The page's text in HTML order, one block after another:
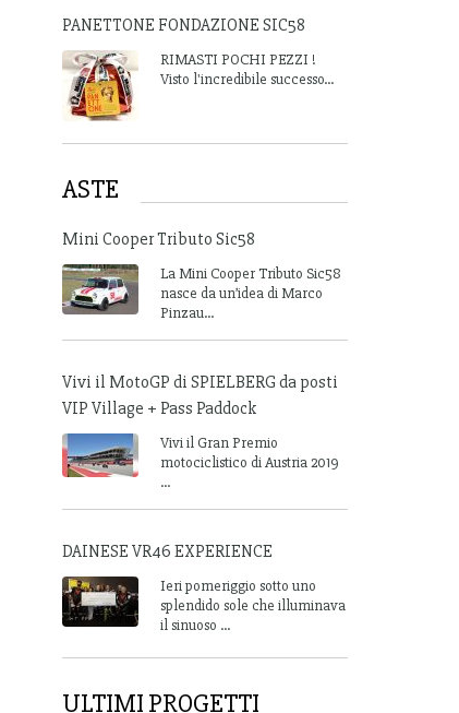
PANETTONE FONDAZIONE SIC58
RIMASTI POCHI PEZZI !
Visto l'incredibile successo...
ASTE
Mini Cooper Tributo Sic58
La Mini Cooper Tributo Sic58
nasce da un’idea di Marco
Pinzau...
Vivi il MotoGP di SPIELBERG da posti
VIP Village + Pass Paddock
Vivi il Gran Premio
motociclistico di Austria 2019
...
DAINESE VR46 EXPERIENCE
Ieri pomeriggio sotto uno
splendido sole che illuminava
il sinuoso ...
ULTIMI PROGETTI